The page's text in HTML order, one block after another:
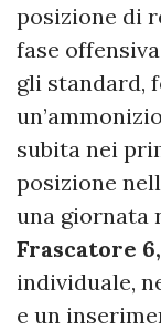
posizione di
fase
gli standard,
subita nei
posizione
una giornata
Frascatore
individuale,
e un